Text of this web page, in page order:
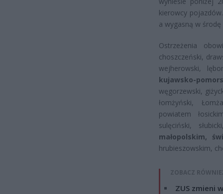
kierowcy
a wygasną w
Ostrzeżenia
choszczeński,
wejherowski,
kujawsko-
węgorzewski,
łomżyński,
powiatem
sulęciński,
małopolskim,
hrubieszowskim,
ZOBACZ
ZUS zmieni